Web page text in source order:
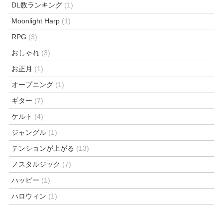
DL数ランキング (1)
Moonlight Harp (1)
RPG (3)
おしゃれ (3)
お正月 (1)
オープニング (1)
ギター (7)
ケルト (4)
ジャングル (1)
テンションが上がる (13)
ノスタルジック (7)
ハッピー (1)
ハロウィン (1)